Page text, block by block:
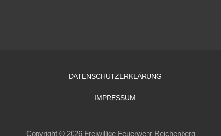
DATENSCHUTZERKLÄRUNG
IMPRESSUM
Copyright © 2026 Freiwillige Feuerwehr Reichenberg